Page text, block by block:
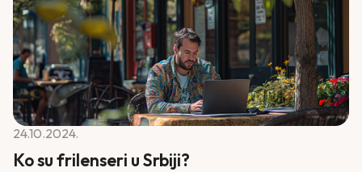
24.10.2024.
Ko su frilenseri u Srbiji?